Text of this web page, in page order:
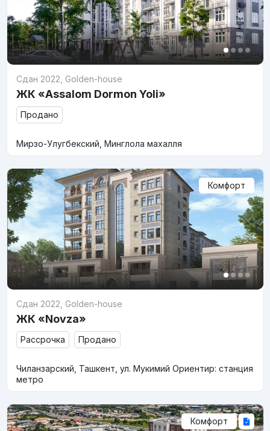
Сдан 2022 Golden-house
ЖК «Assalom Dormon Yoli»
Продано
Мирзо-Улугбекский, Минглола махалля
Комфорт
Сдан 2022 Golden-house
ЖК «Novza»
Рассрочка Продано
Чиланзарский, Ташкент, ул. Мукимий Ориентир: станция
метро
Комфорт